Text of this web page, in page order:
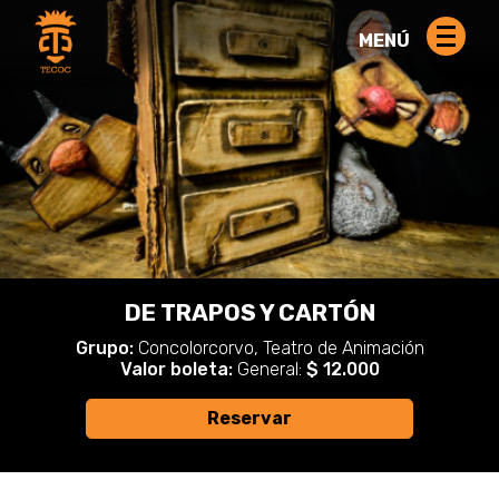
MENÚ
DE TRAPOS Y CARTÓN
Grupo: Concolorcorvo, Teatro de Animación
Valor boleta: General: $ 12.000
Reservar